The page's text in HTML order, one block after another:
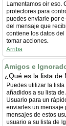
Lamentamos oir eso.
protectores para
puedes enviarle por
del mensaje que
contiene los datos
tomar acciones.
Arriba
Amigos e
¿Qué es la lista de
Puedes utilizar la
añadidos a su lista
Usuario para un
enviarles un mensaje
mensajes de estos
usuario a su lista de